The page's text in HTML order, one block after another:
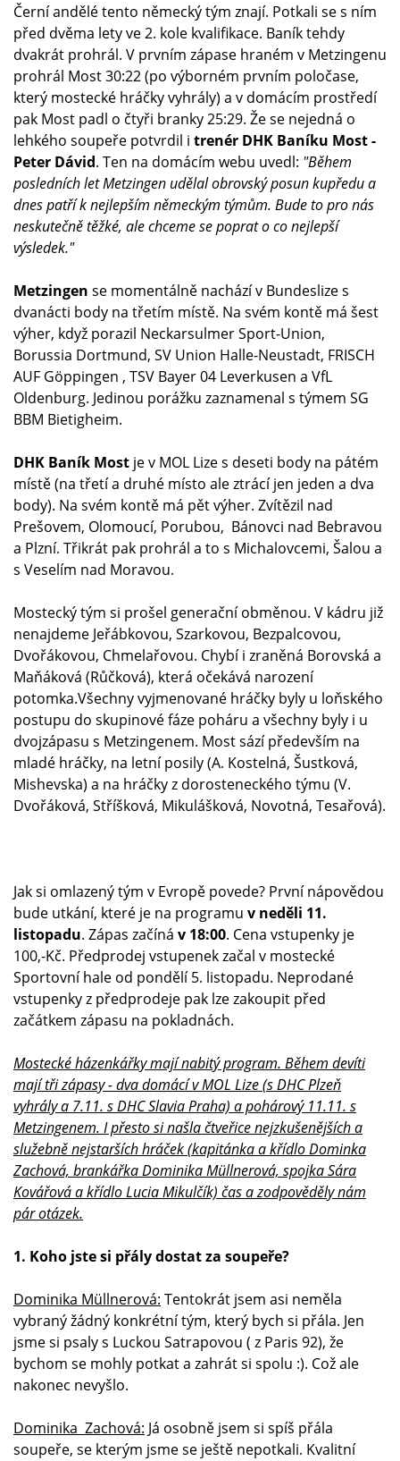
Černí andělé tento německý tým znají. Potkali se s ním
před dvěma lety ve 2. kole kvalifikace. Baník tehdy
dvakrát prohrál. V prvním zápase hraném v Metzingenu
prohrál Most 30:22 (po výborném prvním poločase,
který mostecké hráčky vyhrály) a v domácím prostředí
pak Most padl o čtyři branky 25:29. Že se nejedná o
lehkého soupeře potvrdil i trenér DHK Baníku Most -
Peter Dávid. Ten na domácím webu uvedl: "Během
posledních let Metzingen udělal obrovský posun kupředu a
dnes patří k nejlepším německým týmům. Bude to pro nás
neskutečně těžké, ale chceme se poprat o co nejlepší
výsledek."
Metzingen se momentálně nachází v Bundeslize s
dvanácti body na třetím místě. Na svém kontě má šest
výher, když porazil Neckarsulmer Sport-Union,
Borussia Dortmund, SV Union Halle-Neustadt, FRISCH
AUF Göppingen , TSV Bayer 04 Leverkusen a VfL
Oldenburg. Jedinou porážku zaznamenal s týmem SG
BBM Bietigheim.
DHK Baník Most je v MOL Lize s deseti body na pátém
místě (na třetí a druhé místo ale ztrácí jen jeden a dva
body). Na svém kontě má pět výher. Zvítězil nad
Prešovem, Olomoucí, Porubou, Bánovci nad Bebravou
a Plzní. Třikrát pak prohrál a to s Michalovcemi, Šalou a
s Veselím nad Moravou.
Mostecký tým si prošel generační obměnou. V kádru již
nenajdeme Jeřábkovou, Szarkovou, Bezpalcovou,
Dvořákovou, Chmelařovou. Chybí i zraněná Borovská a
Maňáková (Růčková), která očekává narození
potomka.Všechny vyjmenované hráčky byly u loňského
postupu do skupinové fáze poháru a všechny byly i u
dvojzápasu s Metzingenem. Most sází především na
mladé hráčky, na letní posily (A. Kostelná, Šustková,
Mishevska) a na hráčky z dorosteneckého týmu (V.
Dvořáková, Stříšková, Mikulášková, Novotná, Tesařová).
Jak si omlazený tým v Evropě povede? První nápovědou
bude utkání, které je na programu v neděli 11.
listopadu. Zápas začíná v 18:00. Cena vstupenky je
100,-Kč. Předprodej vstupenek začal v mostecké
Sportovní hale od pondělí 5. listopadu. Neprodané
vstupenky z předprodeje pak lze zakoupit před
začátkem zápasu na pokladnách.
Mostecké házenkářky mají nabitý program. Během devíti
mají tři zápasy - dva domácí v MOL Lize (s DHC Plzeň
vyhrály a 7.11. s DHC Slavia Praha) a pohárový 11.11. s
Metzingenem. I přesto si našla čtveřice nejzkušenějších a
služebně nejstarších hráček (kapitánka a křídlo Dominka
Zachová, brankářka Dominika Müllnerová, spojka Sára
Kovářová a křídlo Lucia Mikulčík) čas a zodpověděly nám
pár otázek.
1. Koho jste si přály dostat za soupeře?
Dominika Müllnerová: Tentokrát jsem asi neměla
vybraný žádný konkrétní tým, který bych si přála. Jen
jsme si psaly s Luckou Satrapovou ( z Paris 92), že
bychom se mohly potkat a zahrát si spolu :). Což ale
nakonec nevyšlo.
Dominika Zachová: Já osobně jsem si spíš přála
soupeře, se kterým jsme se ještě nepotkali. Kvalitní